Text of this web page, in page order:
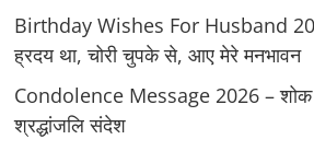
Birthday Wishes For Husband
ह्रदय था, चोरी चुपके से, आए मेरे मनभावन
Condolence Message 2026 – शोक
श्रद्धांजलि संदेश